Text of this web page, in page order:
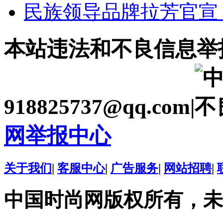
民族领导品牌拉芳官
本站违法和不良信息
918825737@qq.com|
网举报中心
关于我们 客服中心| 广告服务 网站招聘|
中国时尚网版权所有，